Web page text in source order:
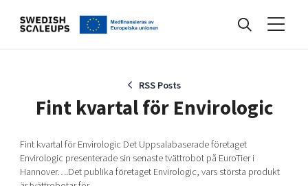
RSS Posts
Fint kvartal för Envirologic
Fint kvartal för Envirologic Det Uppsalabaserade företaget
Envirologic presenterade sin senaste tvättrobot på EuroTier i
Hannover….Det publika företaget Envirologic, vars största produkt